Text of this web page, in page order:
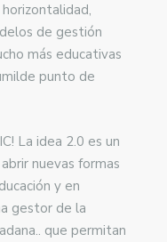
de gestión
más educativas
punto de
La idea 2.0 es un
nuevas formas
y en
gestor de la
que permitan